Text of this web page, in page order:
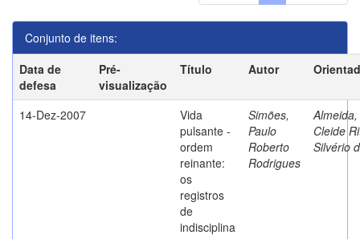
Conjunto de itens:
Data de
defesa
Pré-
visualização
Título Autor
14-Dez-2007
Vida
pulsante -
ordem
reinante:
os
registros
de
indisciplina
Simões,
Paulo
Roberto
Rodrigues
Almeida,
Cleide
Silvério